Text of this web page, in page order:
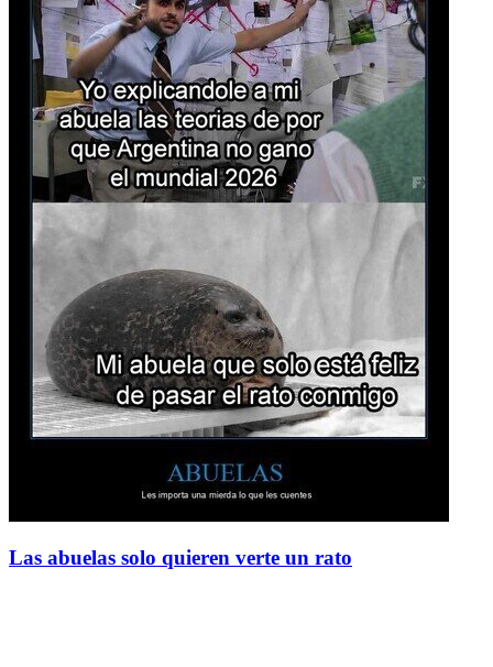
Las abuelas solo quieren verte un rato